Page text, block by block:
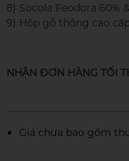
8) Socola Feodora 60%
9) Hộp gỗ thông cao
NHẬN ĐƠN HÀNG TỐI
Giá chưa bao gồm